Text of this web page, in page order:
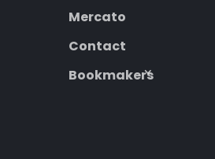
Mercato
Contact
Bookmakers